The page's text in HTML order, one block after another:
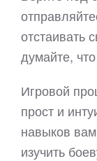
отстаивать
думайте,
Игровой
прост и
навыков
изучить